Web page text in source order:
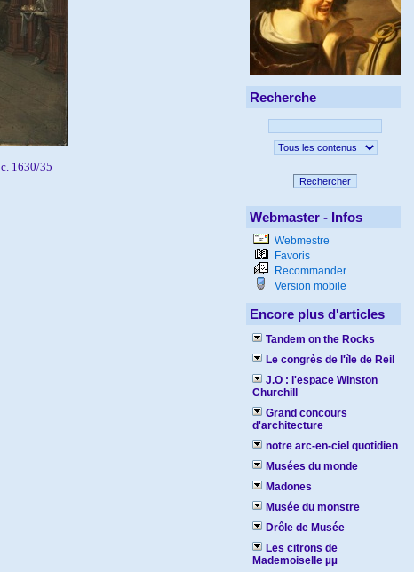
c. 1630/35
Recherche
Rechercher
Webmaster - Infos
Webmestre
Favoris
Recommander
Version mobile
Encore plus d'articles
Tandem on the Rocks
Le congrès de l'île de Reil
J.O : l'espace Winston
Churchill
Grand concours
d'architecture
notre arc-en-ciel quotidien
Musées du monde
Madones
Musée du monstre
Drôle de Musée
Les citrons de
Mademoiselle µµ